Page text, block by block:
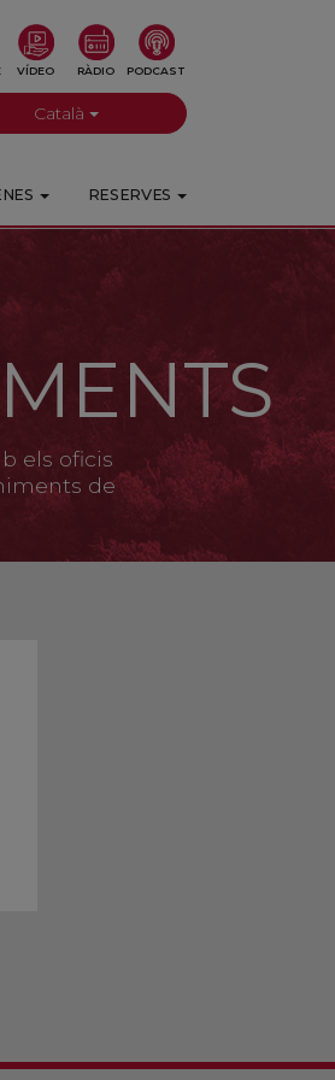
VÍDEO RÀDIO PODCAST
Català
RESERVES
els oficis
de